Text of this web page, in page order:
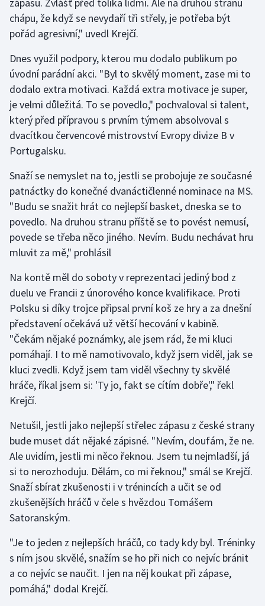
Stolní tenis
Triatlon
Veslování
Vodní slalom
Volejbal
Ostatní
zápasu. Zvlášť před tolika lidmi. Ale na druhou stranu
chápu, že když se nevydaří tři střely, je potřeba být
pořád agresivní," uvedl Krejčí.
Dnes využil podpory, kterou mu dodalo publikum po
úvodní parádní akci. "Byl to skvělý moment, zase mi to
dodalo extra motivaci. Každá extra motivace je super,
je velmi důležitá. To se povedlo," pochvaloval si talent,
který před přípravou s prvním týmem absolvoval s
dvacítkou červencové mistrovství Evropy divize B v
Portugalsku.
Snaží se nemyslet na to, jestli se probojuje ze současné
patnáctky do konečné dvanáctičlenné nominace na MS.
"Budu se snažit hrát co nejlepší basket, dneska se to
povedlo. Na druhou stranu příště se to povést nemusí,
povede se třeba něco jiného. Nevím. Budu nechávat hru
mluvit za mě," prohlásil
Na kontě měl do soboty v reprezentaci jediný bod z
duelu ve Francii z únorového konce kvalifikace. Proti
Polsku si díky trojce připsal první koš ze hry a za dnešní
představení očekává už větší hecování v kabině.
"Čekám nějaké poznámky, ale jsem rád, že mi kluci
pomáhají. I to mě namotivovalo, když jsem viděl, jak se
kluci zvedli. Když jsem tam viděl všechny ty skvělé
hráče, říkal jsem si: 'Ty jo, fakt se cítím dobře'," řekl
Krejčí.
Netušil, jestli jako nejlepší střelec zápasu z české strany
bude muset dát nějaké zápisné. "Nevím, doufám, že ne.
Ale uvidím, jestli mi něco řeknou. Jsem tu nejmladší, já
si to nerozhoduju. Dělám, co mi řeknou," smál se Krejčí.
Snaží sbírat zkušenosti i v trénincích a učit se od
zkušenějších hráčů v čele s hvězdou Tomášem
Satoranským.
"Je to jeden z nejlepších hráčů, co tady kdy byl. Tréninky
s ním jsou skvělé, snažím se ho při nich co nejvíc bránit
a co nejvíc se naučit. I jen na něj koukat při zápase,
pomáhá," dodal Krejčí.